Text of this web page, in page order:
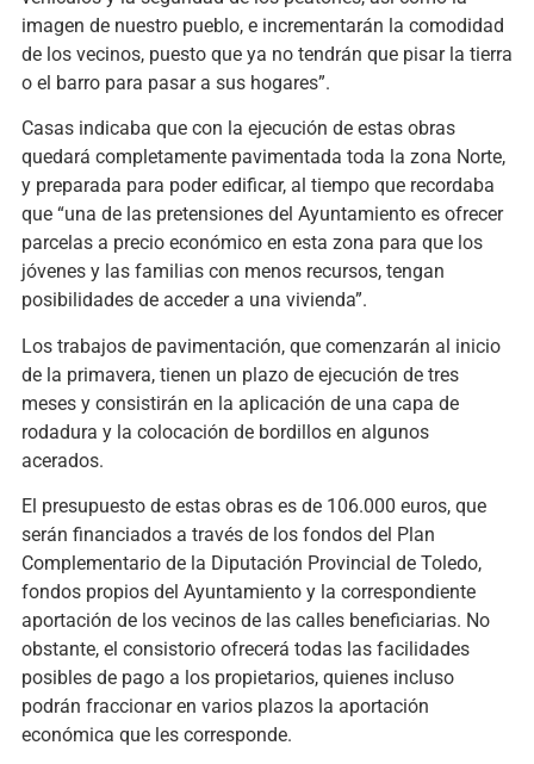
imagen de nuestro pueblo, e incrementarán la comodidad
de los vecinos, puesto que ya no tendrán que pisar la tierra
o el barro para pasar a sus hogares”.
Casas indicaba que con la ejecución de estas obras
quedará completamente pavimentada toda la zona Norte,
y preparada para poder edificar, al tiempo que recordaba
que “una de las pretensiones del Ayuntamiento es ofrecer
parcelas a precio económico en esta zona para que los
jóvenes y las familias con menos recursos, tengan
posibilidades de acceder a una vivienda”.
Los trabajos de pavimentación, que comenzarán al inicio
de la primavera, tienen un plazo de ejecución de tres
meses y consistirán en la aplicación de una capa de
rodadura y la colocación de bordillos en algunos
acerados.
El presupuesto de estas obras es de 106.000 euros, que
serán financiados a través de los fondos del Plan
Complementario de la Diputación Provincial de Toledo,
fondos propios del Ayuntamiento y la correspondiente
aportación de los vecinos de las calles beneficiarias. No
obstante, el consistorio ofrecerá todas las facilidades
posibles de pago a los propietarios, quienes incluso
podrán fraccionar en varios plazos la aportación
económica que les corresponde.